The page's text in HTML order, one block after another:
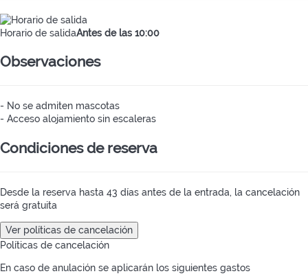
Horario de salidaAntes de las 10:00
Observaciones
- No se admiten mascotas
- Acceso alojamiento sin escaleras
Condiciones de reserva
Desde la reserva hasta 43 días antes de la entrada, la cancelación
será gratuita
Ver políticas de cancelación
Políticas de cancelación
En caso de anulación se aplicarán los siguientes gastos